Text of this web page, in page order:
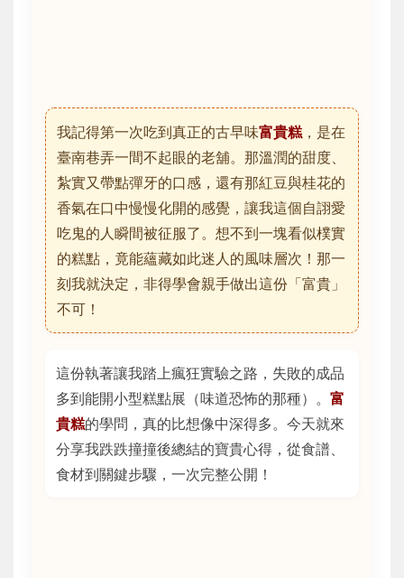
我記得第一次吃到真正的古早味富貴糕，是在
臺南巷弄一間不起眼的老舖。那溫潤的甜度、
紮實又帶點彈牙的口感，還有那紅豆與桂花的
香氣在口中慢慢化開的感覺，讓我這個自詡愛
吃鬼的人瞬間被征服了。想不到一塊看似樸實
的糕點，竟能蘊藏如此迷人的風味層次！那一
刻我就決定，非得學會親手做出這份「富貴」
不可！
這份執著讓我踏上瘋狂實驗之路，失敗的成品
多到能開小型糕點展（味道恐怖的那種）。 富
貴糕的學問，真的比想像中深得多。今天就來
分享我跌跌撞撞後總結的寶貴心得，從食譜、
食材到關鍵步驟，一次完整公開！